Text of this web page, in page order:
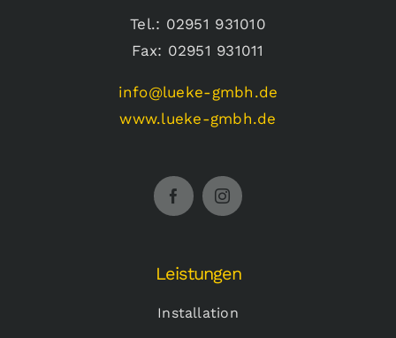
Tel.: 02951 931010
Fax: 02951 931011
info@lueke-gmbh.de
www.lueke-gmbh.de
Leistungen
Installation